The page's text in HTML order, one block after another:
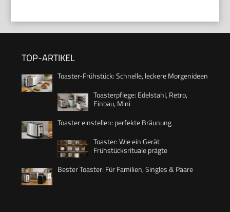
TOP-ARTIKEL
Toaster-Frühstück: Schnelle, leckere Morgenideen
Toasterpflege: Edelstahl, Retro,
Einbau, Mini
Toaster einstellen: perfekte Bräunung
Toaster: Wie ein Gerät
Frühstücksrituale prägte
Bester Toaster: Für Familien, Singles & Paare